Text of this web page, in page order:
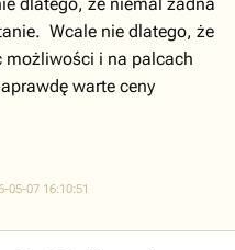
Wcale nie dlatego, że
możliwości i na palcach
warte ceny
05-07 16:10:51